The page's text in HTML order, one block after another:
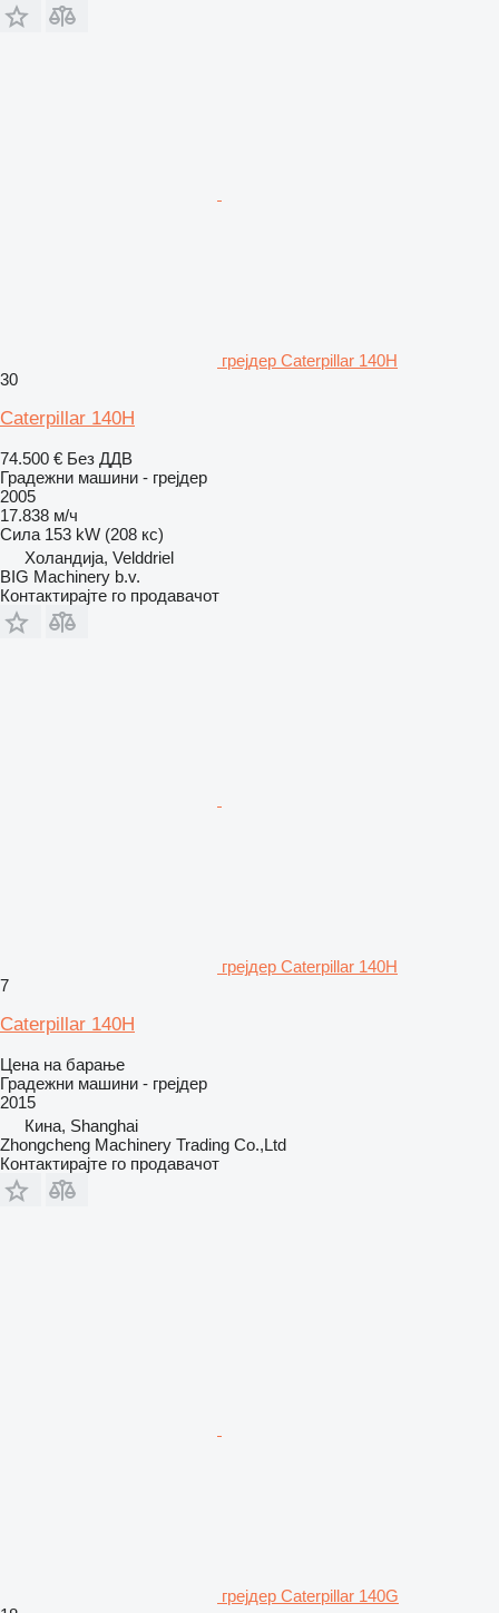
грејдер Caterpillar 140H
30
Caterpillar 140H
74.500 € Без ДДВ
Градежни машини - грејдер
2005
17.838 м/ч
Сила 153 kW (208 кс)
Холандија, Velddriel
BIG Machinery b.v.
Контактирајте го продавачот
грејдер Caterpillar 140H
7
Caterpillar 140H
Цена на барање
Градежни машини - грејдер
2015
Кина, Shanghai
Zhongcheng Machinery Trading Co.,Ltd
Контактирајте го продавачот
грејдер Caterpillar 140G